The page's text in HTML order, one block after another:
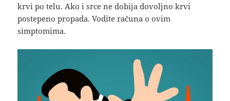
krvi po telu. Ako i srce ne dobija dovoljno krvi
postepeno propada. Vodite računa o ovim
simptomima.